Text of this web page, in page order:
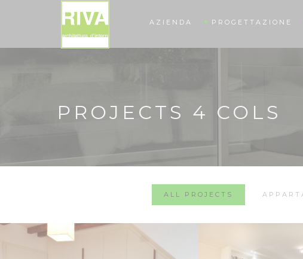
AZIENDA PROGETTAZIONE
PROJECTS 4 COLS
ALL PROJECTS